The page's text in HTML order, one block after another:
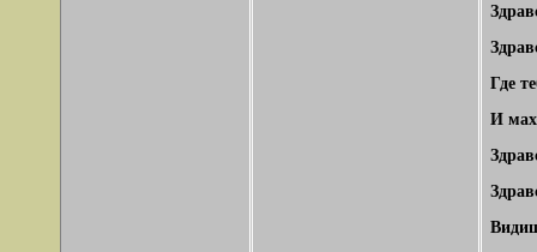
Где
И